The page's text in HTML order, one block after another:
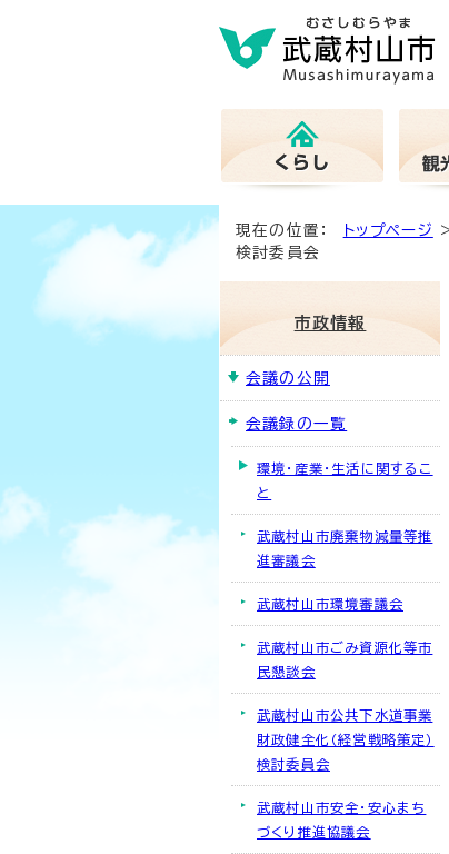
現在の位置： トップページ
検討委員会
市政情報
会議の公開
会議録の一覧
環境・産業・生活に関するこ
と
武蔵村山市廃棄物減量等推
進審議会
武蔵村山市環境審議会
武蔵村山市ごみ資源化等市
民懇談会
武蔵村山市公共下水道事業
財政健全化（経営戦略策定）
検討委員会
武蔵村山市安全・安心まち
づくり推進協議会